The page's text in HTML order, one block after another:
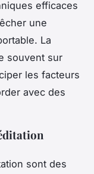
efficaces
une
La
souvent sur
les facteurs
avec des
sont des